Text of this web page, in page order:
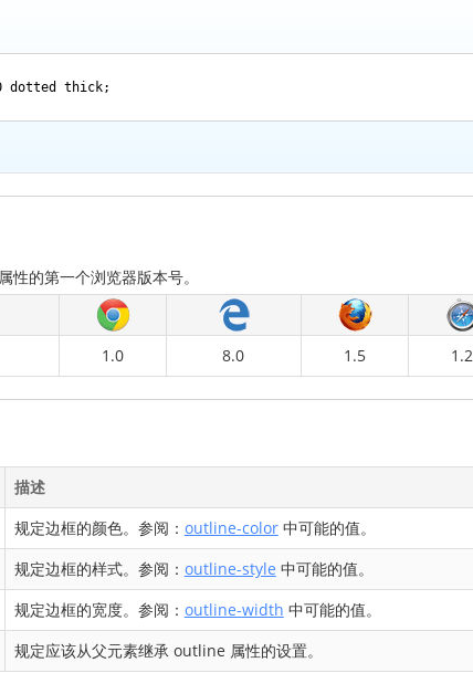
dotted thick;
性的第一个浏览器版本号。
1.0 8.0 1.5 1.2
描述
规定边框的颜色。参阅： outline-color中可能的值。
规定边框的样式。参阅： outline-style 中可能的值。
规定边框的宽度。参阅： outline-width 中可能的值。
规定应该从父元素继承 outline 属性的设置。